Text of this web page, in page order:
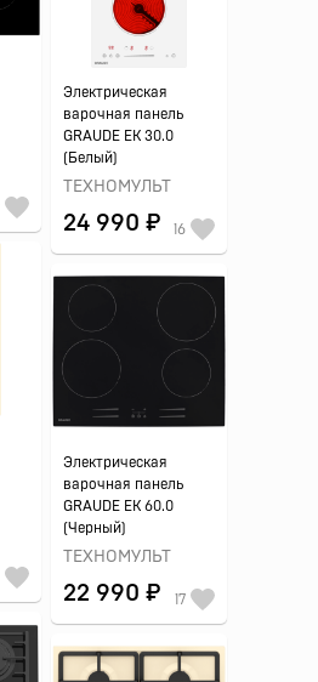
Электрическая
варочная панель
GRAUDE EK 30.0
(Белый)
ТЕХНОМУЛЬТ
24 990 ₽ 16
Электрическая
варочная панель
GRAUDE EK 60.0
(Черный)
ТЕХНОМУЛЬТ
22 990 ₽ 17